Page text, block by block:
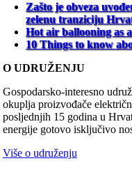
Zašto je obveza
zelenu tranziciju
Hot air ballooning as
10 Things to know
O UDRUŽENJU
Gospodarsko-interesno
okuplja proizvođače
posljednjih 15 godina u
energije gotovo isključivo
Više o udruženju